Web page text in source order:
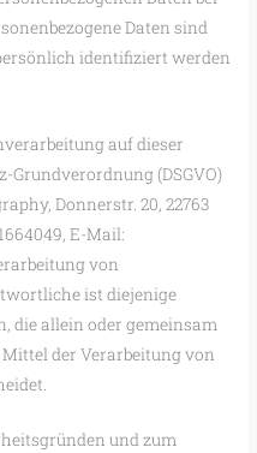
Daten sind
identifiziert werden
auf dieser
Grundverordnung (DSGVO)
Donnerstr. 20, 22763
E-Mail:
von
ist diejenige
die allein oder gemeinsam
der Verarbeitung von
und zum